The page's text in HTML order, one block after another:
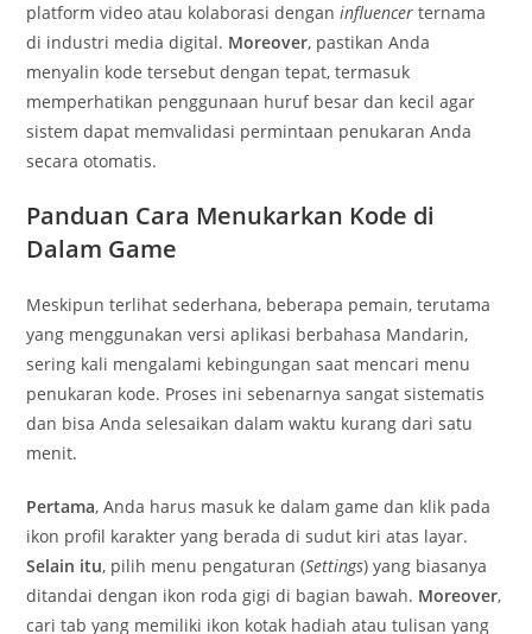
platform video atau kolaborasi denganinfluencer ternama
di industri media digital. Moreover, pastikan Anda
menyalin kode tersebut dengan tepat, termasuk
memperhatikan penggunaan huruf besar dan kecil agar
sistem dapat memvalidasi permintaan penukaran Anda
secara otomatis.
Panduan Cara Menukarkan Kode di
Dalam Game
Meskipun terlihat sederhana, beberapa pemain, terutama
yang menggunakan versi aplikasi berbahasa Mandarin,
sering kali mengalami kebingungan saat mencari menu
penukaran kode. Proses ini sebenarnya sangat sistematis
dan bisa Anda selesaikan dalam waktu kurang dari satu
menit.
Pertama, Anda harus masuk ke dalam game dan klik pada
ikon profil karakter yang berada di sudut kiri atas layar.
Selain itu, pilih menu pengaturan (Settings) yang biasanya
ditandai dengan ikon roda gigi di bagian bawah. Moreover,
cari tab yang memiliki ikon kotak hadiah atau tulisan yang